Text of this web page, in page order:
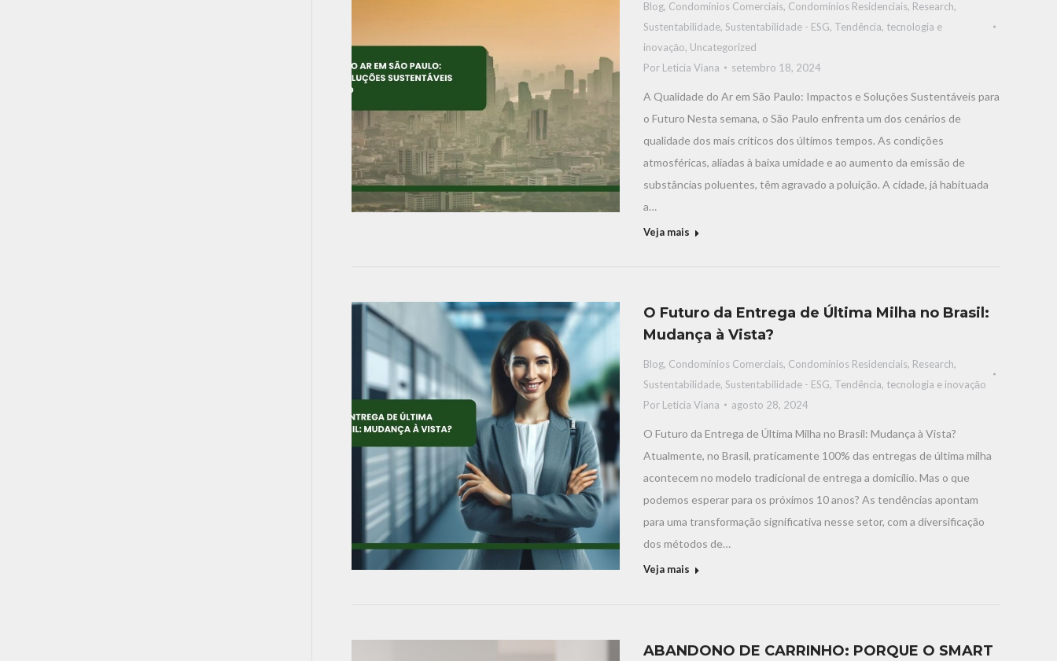
Blog, Condomínios Comerciais, Condomínios Residenciais, Research,
Sustentabilidade,Sustentabilidade - ESG, Tendência, tecnologia e
inovaçāo, Uncategorized
Por Leticia Viana setembro 18, 2024
A Qualidade do Ar em São Paulo: Impactos e Soluções Sustentáveis ​​para
o Futuro Nesta semana, o São Paulo enfrenta um dos cenários de
qualidade dos mais críticos dos últimos tempos. As condições
atmosféricas, aliadas à baixa umidade e ao aumento da emissão de
substâncias poluentes, têm agravado a poluição. A cidade, já habituada
a…
Veja mais
O Futuro da Entrega de Última Milha no Brasil:
Mudança à Vista?
Blog, Condomínios Comerciais, Condomínios Residenciais, Research,
Sustentabilidade,Sustentabilidade - ESG, Tendência, tecnologia e inovaçāo
Por Leticia Viana agosto 28, 2024
O Futuro da Entrega de Última Milha no Brasil: Mudança à Vista?
Atualmente, no Brasil, praticamente 100% das entregas de última milha
acontecem no modelo tradicional de entrega a domicílio. Mas o que
podemos esperar para os próximos 10 anos? As tendências apontam
para uma transformação significativa nesse setor, com a diversificação
dos métodos de…
Veja mais
ABANDONO DE CARRINHO: PORQUE O SMART